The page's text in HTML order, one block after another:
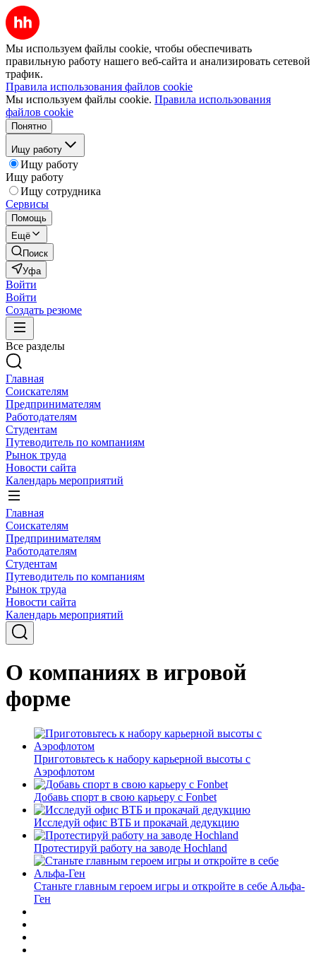
Мы используем файлы cookie, чтобы обеспечивать
правильную работу нашего веб-сайта и анализировать сетевой
трафик.
Правила использования файлов cookie
Мы используем файлы cookie. Правила использования
файлов cookie
Понятно
Ищу работу
Ищу работу
Ищу работу
Ищу сотрудника
Сервисы
Помощь
Ещё
Поиск
Уфа
Войти
Войти
Создать резюме
Все разделы
Главная
Соискателям
Предпринимателям
Работодателям
Студентам
Путеводитель по компаниям
Рынок труда
Новости сайта
Календарь мероприятий
Главная
Соискателям
Предпринимателям
Работодателям
Студентам
Путеводитель по компаниям
Рынок труда
Новости сайта
Календарь мероприятий
О компаниях в игровой
форме
Приготовьтесь к набору карьерной высоты с
Аэрофлотом
Добавь спорт в свою карьеру с Fonbet
Исследуй офис ВТБ и прокачай дедукцию
Протестируй работу на заводе Hochland
Станьте главным героем игры и откройте в себе Альфа-
Ген